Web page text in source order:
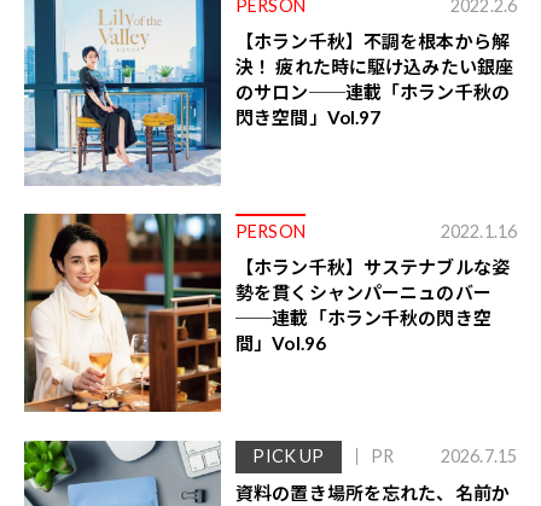
PERSON 2022.2.6
【ホラン千秋】不調を根本から解
決！ 疲れた時に駆け込みたい銀座
のサロン──連載「ホラン千秋の
閃き空間」Vol.97
PERSON 2022.1.16
【ホラン千秋】サステナブルな姿
勢を貫くシャンパーニュのバー
──連載「ホラン千秋の閃き空
間」Vol.96
PICK UP PR 2026.7.15
資料の置き場所を忘れた、名前か